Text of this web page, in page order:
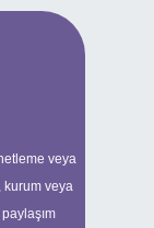
veya
kurum veya